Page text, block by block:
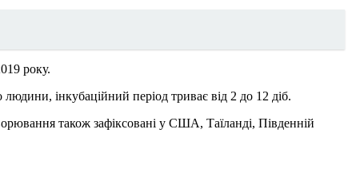
року.
інкубаційний період триває від 2 до 12 діб.
також зафіксовані у США, Таїланді, Південній